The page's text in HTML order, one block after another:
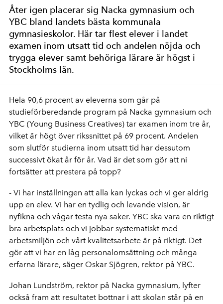
Åter igen placerar sig Nacka gymnasium och
YBC bland landets bästa kommunala
gymnasieskolor. Här tar flest elever i landet
examen inom utsatt tid och andelen nöjda och
trygga elever samt behöriga lärare är högst i
Stockholms län.
Hela 90,6 procent av eleverna som går på
studieförberedande program på Nacka gymnasium och
YBC (Young Business Creatives) tar examen inom tre år,
vilket är högt över rikssnittet på 69 procent. Andelen
som slutför studierna inom utsatt tid har dessutom
successivt ökat år för år. Vad är det som gör att ni
fortsätter att prestera på topp?
- Vi har inställningen att alla kan lyckas och vi ger aldrig
upp en elev. Vi har en tydlig och levande vision, är
nyfikna och vågar testa nya saker. YBC ska vara en riktigt
bra arbetsplats och vi jobbar systematiskt med
arbetsmiljön och vårt kvalitetsarbete är på riktigt. Det
gör att vi har en låg personalomsättning och många
erfarna lärare, säger Oskar Sjögren, rektor på YBC.
Johan Lundström, rektor på Nacka gymnasium, lyfter
också fram att resultatet bottnar i att skolan står på en